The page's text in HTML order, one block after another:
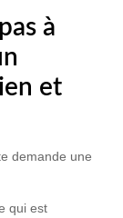
à
et
demande une
qui est